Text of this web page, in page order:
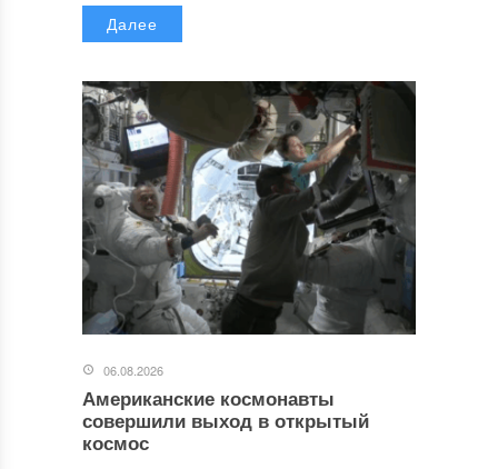
Далее
06.08.2026
Американские космонавты
совершили выход в открытый
космос